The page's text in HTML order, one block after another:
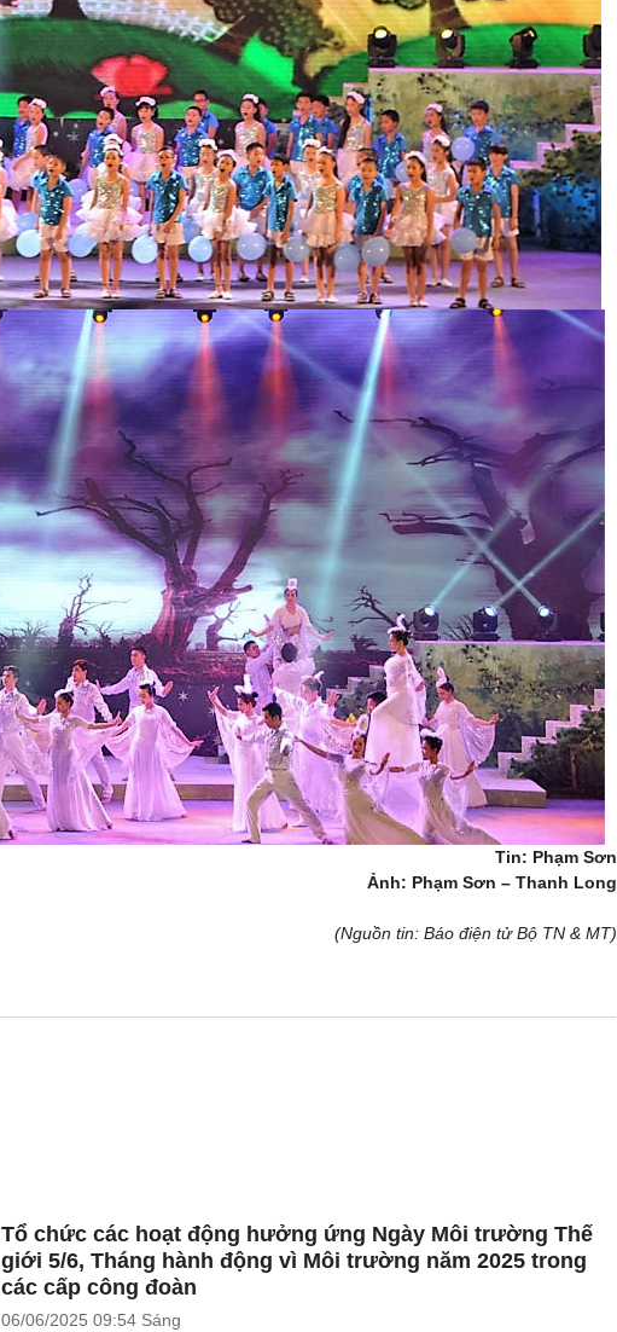
Tin: Phạm Sơn
Ảnh: Phạm Sơn – Thanh Long
(Nguồn tin: Báo điện tử Bộ TN & MT)
Tổ chức các hoạt động hưởng ứng Ngày Môi trường Thế
giới 5/6, Tháng hành động vì Môi trường năm 2025 trong
các cấp công đoàn
06/06/2025 09:54 Sáng